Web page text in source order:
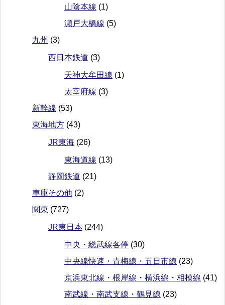
山陰本線 (1)
瀬戸大橋線 (5)
九州 (3)
西日本鉄道 (3)
天神大牟田線 (1)
太宰府線 (3)
新幹線 (53)
東海地方 (43)
JR東海 (26)
東海道線 (13)
静岡鉄道 (21)
車庫その他 (2)
関東 (727)
JR東日本 (244)
中央・総武線各停 (30)
中央線快速・青梅線・五日市線 (23)
京浜東北線・根岸線・横浜線・相模線 (41)
南武線・南武支線・鶴見線 (23)